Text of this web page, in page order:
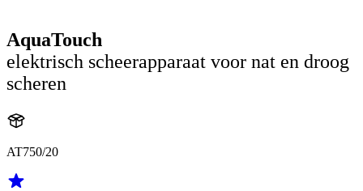
AquaTouch
elektrisch scheerapparaat voor nat en droog
scheren
AT750/20